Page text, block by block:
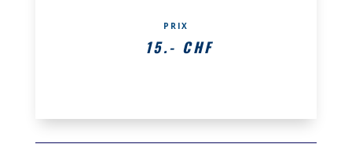
PRIX
15.- CHF